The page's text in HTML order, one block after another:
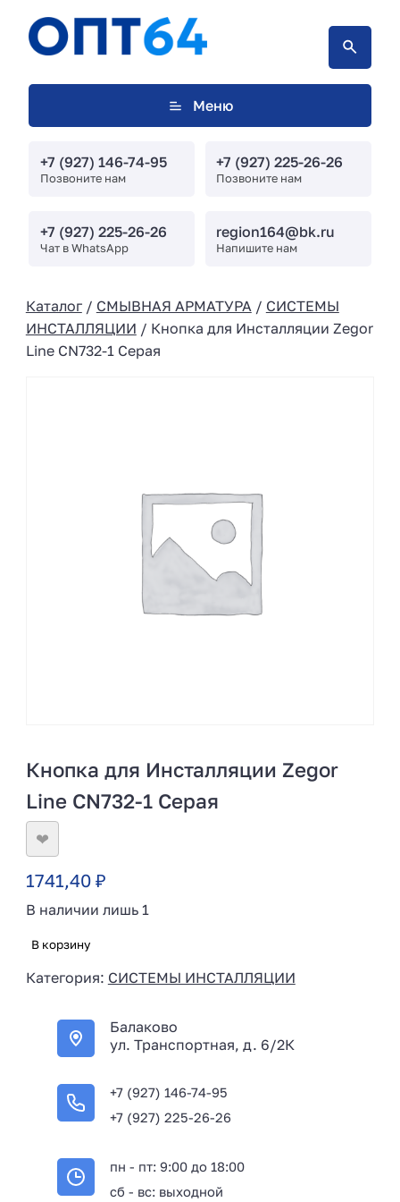
Меню
+7 (927) 146-74-95
Позвоните нам
+7 (927) 225-26-26
Позвоните нам
+7 (927) 225-26-26
Чат в WhatsApp
region164@bk.ru
Напишите нам
Каталог/ СМЫВНАЯ АРМАТУРА / СИСТЕМЫ
ИНСТАЛЛЯЦИИ / Кнопка для Инсталляции Zegor
Line CN732-1 Серая
Кнопка для Инсталляции Zegor
Line CN732-1 Серая
❤
1741,40 ₽
В наличии лишь 1
В корзину
Категория: СИСТЕМЫ ИНСТАЛЛЯЦИИ
Балаково
ул. Транспортная, д. 6/2К
+7 (927) 146-74-95
+7 (927) 225-26-26
пн - пт: 9:00 до 18:00
сб - вс: выходной